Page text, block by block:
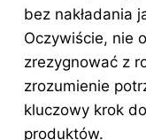
bez nakładania
Oczywiście, nie
zrezygnować z
zrozumienie
kluczowy krok
produktów.